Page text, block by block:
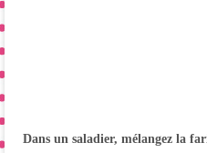
Dans un saladier, mélangez la